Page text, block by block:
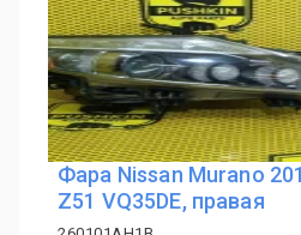
Фара Nissan Murano
Z51 VQ35DE, правая